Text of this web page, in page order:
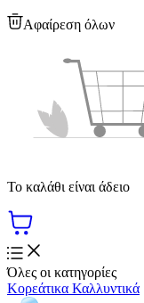
Αφαίρεση όλων
Το καλάθι είναι άδειο
Όλες οι κατηγορίες
Κορεάτικα Καλλυντικά